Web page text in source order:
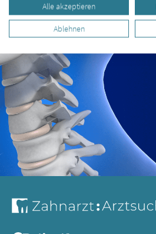
Alle akzeptieren
Ablehnen